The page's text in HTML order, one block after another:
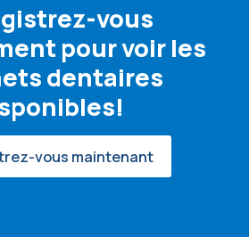
vous
pour voir les
dentaires
vous maintenant